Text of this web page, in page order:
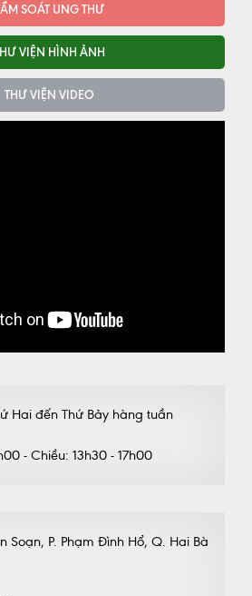
SOÁT UNG THƯ
VIỆN HÌNH ẢNH
THƯ VIỆN VIDEO
Hai đến Thứ Bảy hàng tuần
- Chiều: 13h30 - 17h00
Soạn, P. Phạm Đình Hổ, Q. Hai Bà